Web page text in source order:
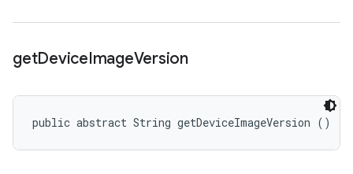
getDeviceImageVersion
public abstract String getDeviceImageVersion ()